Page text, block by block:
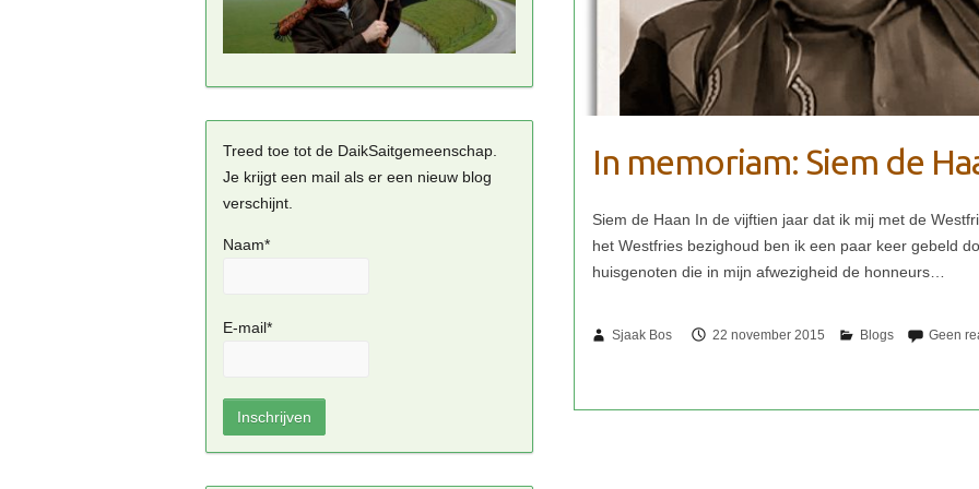
In memoriam: Siem de
Sjaak Bos 22 november 2015
Treed toe tot de DaikSaitgemeenschap.
Je krijgt een mail als er een nieuw blog
verschijnt.
Naam*
E-mail*